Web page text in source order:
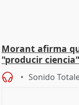
Morant afirma
"producir
Sonido